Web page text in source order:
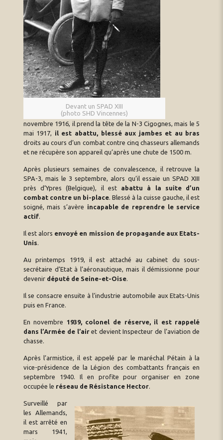
Devant un SPAD XIII
(photo SHD Vincennes)
novembre 1916, il prend la tête de la N-3 Cigognes, mais le 5
mai 1917, il est abattu, blessé aux jambes et au bras
droits au cours d’un combat contre cinq chasseurs allemands
et ne récupère son appareil qu’après une chute de 1500 m.
Après plusieurs semaines de convalescence, il retrouve la
SPA-3, mais le 3 septembre, alors qu’il essaie un SPAD XIII
près d’Ypres (Belgique), il est abattu à la suite d’un
combat contre un bi-place. Blessé à la cuisse gauche, il est
soigné, mais s’avère incapable de reprendre le service
actif.
Il est alors envoyé en mission de propagande aux Etats-
Unis
Au printemps 1919, il est attaché au cabinet du sous-
secrétaire d’Etat à l’aéronautique, mais il démissionne pour
devenir député de Seine-et-Oise.
Il se consacre ensuite à l’industrie automobile aux Etats-Unis
puis en France.
En novembre 1939, colonel de réserve, il est rappelé
dans l’Armée de l’airet devient Inspecteur de l’aviation de
chasse.
Après l’armistice, il est appelé par le maréchal Pétain à la
vice-présidence de la Légion des combattants français en
septembre 1940. Il en profite pour organiser en zone
occupée le réseau de Résistance Hector.
Surveillé par
les Allemands,
il est arrêté en
mars 1941,